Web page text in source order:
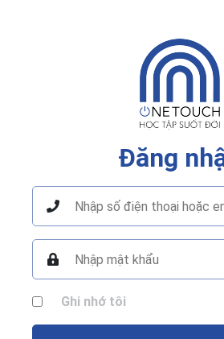
Đăng
Ghi nhớ tôi